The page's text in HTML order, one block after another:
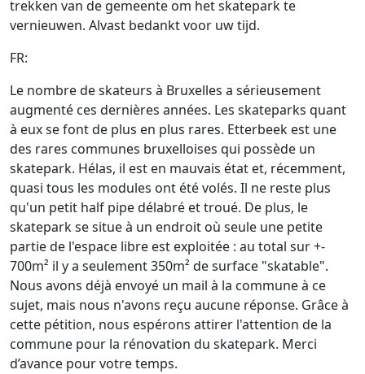
trekken van de gemeente om het skatepark te
vernieuwen. Alvast bedankt voor uw tijd.
FR:
Le nombre de skateurs à Bruxelles a sérieusement
augmenté ces dernières années. Les skateparks quant
à eux se font de plus en plus rares. Etterbeek est une
des rares communes bruxelloises qui possède un
skatepark. Hélas, il est en mauvais état et, récemment,
quasi tous les modules ont été volés. Il ne reste plus
qu'un petit half pipe délabré et troué. De plus, le
skatepark se situe à un endroit où seule une petite
partie de l'espace libre est exploitée : au total sur +-
700m² il y a seulement 350m² de surface "skatable".
Nous avons déjà envoyé un mail à la commune à ce
sujet, mais nous n'avons reçu aucune réponse. Grâce à
cette pétition, nous espérons attirer l'attention de la
commune pour la rénovation du skatepark. Merci
d’avance pour votre temps.